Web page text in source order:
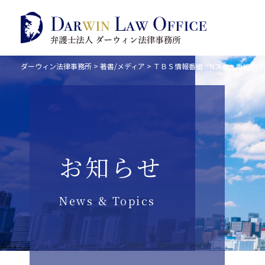
ダーウィン法律事務所 > 著書/メディア > ＴＢＳ情報番組「Nスタ」番組内
お知らせ
News & Topics